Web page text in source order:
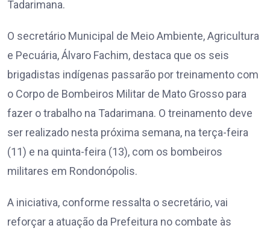
Tadarimana.
O secretário Municipal de Meio Ambiente, Agricultura
e Pecuária, Álvaro Fachim, destaca que os seis
brigadistas indígenas passarão por treinamento com
o Corpo de Bombeiros Militar de Mato Grosso para
fazer o trabalho na Tadarimana. O treinamento deve
ser realizado nesta próxima semana, na terça-feira
(11) e na quinta-feira (13), com os bombeiros
militares em Rondonópolis.
A iniciativa, conforme ressalta o secretário, vai
reforçar a atuação da Prefeitura no combate às